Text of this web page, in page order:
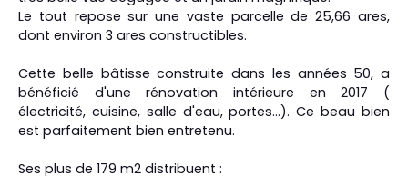
Le tout repose sur une vaste parcelle de 25,66 ares,
dont environ 3 ares constructibles.
Cette belle bâtisse construite dans les années 50, a
bénéficié d'une rénovation intérieure en 2017 (
électricité, cuisine, salle d'eau, portes...). Ce beau bien
est parfaitement bien entretenu.
Ses plus de 179 m2 distribuent :